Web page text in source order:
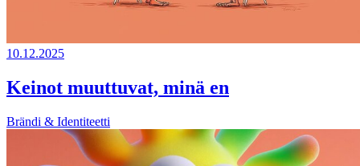
10.12.2025
Keinot muuttuvat, minä en
Brändi & Identiteetti